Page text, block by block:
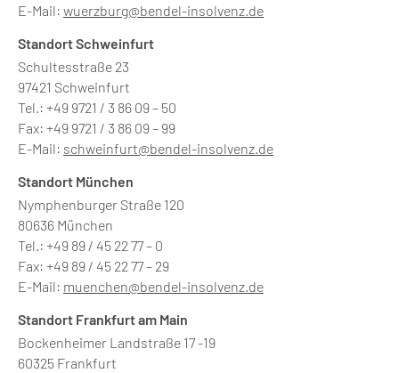
E-Mail: wuerzburg@bendel-insolvenz.de
Standort Schweinfurt
Schultesstraße 23
97421 Schweinfurt
Tel.: +49 9721 / 3 86 09 – 50
Fax: +49 9721 / 3 86 09 – 99
E-Mail: schweinfurt@bendel-insolvenz.de
Standort München
Nymphenburger Straße 120
80636 München
Tel.: +49 89 / 45 22 77 – 0
Fax: +49 89 / 45 22 77 – 29
E-Mail: muenchen@bendel-insolvenz.de
Standort Frankfurt am Main
Bockenheimer Landstraße 17 -19
60325 Frankfurt